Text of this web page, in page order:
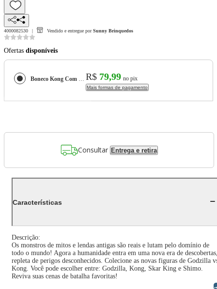
4000082530 Vendido e entregue por Sunny Brinquedos
Ofertas disponíveis
Boneco Kong Com Luva B.E.A.S.T. De 7 Cm - Godzilla Vs Kong R$ 79,99 no pix
Mais formas de pagamento
Consultar Entrega e retira
Características
Descrição:
Os monstros de mitos e lendas antigas são reais e lutam pelo domínio de
todo o mundo! Agora a humanidade entra em uma nova era de
repleta de perigos desconhecidos. Colecione as novas figuras de Godzilla
Kong. Você pode escolher entre: Godzilla, Kong, Skar King e Shimo.
Reviva suas cenas de batalha favoritas!